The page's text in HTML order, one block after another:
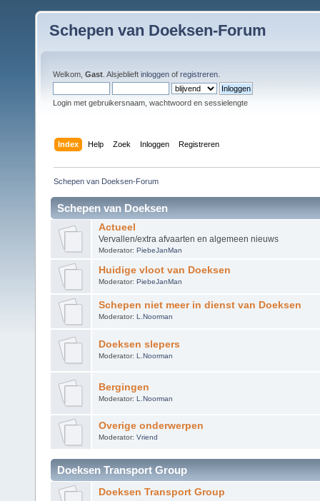
Schepen van Doeksen-Forum
Welkom, Gast . Alsjeblieft inloggen of registreren
Login met gebruikersnaam, wachtwoord en sessielengte
Index Help Zoek Inloggen Registreren
Schepen van Doeksen-Forum
Schepen van Doeksen
Actueel
Vervallen/extra afvaarten en algemeen nieuws
Moderator: PiebeJanMan
Huidige vloot van Doeksen
Moderator: PiebeJanMan
Schepen niet meer in dienst van Doeksen
Moderator: L.Noorman
Doeksen slepers
Moderator: L.Noorman
Bergingen
Moderator: L.Noorman
Overige onderwerpen
Moderator: Vriend
Doeksen Transport Group
Doeksen Transport Group